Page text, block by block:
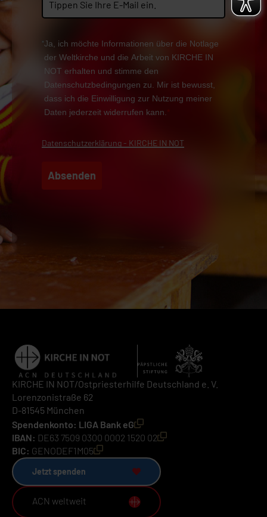
Ja, ich möchte Informationen über die Notlage
der Weltkirche und die Arbeit von KIRCHE IN
NOT erhalten und stimme den
Datenschutzbedingungen zu. Mir ist bewusst,
dass ich die Einwilligung zur Nutzung meiner
Daten jederzeit widerrufen kann. *
Datenschutzerklärung - KIRCHE IN NOT
Absenden
KIRCHE IN NOT/Ostpriesterhilfe Deutschland e. V.
Lorenzonistraße 62
D-81545 München
Spendenkonto: LIGA Bank eG
IBAN: DE63 7509 0300 0002 1520 02
BIC: GENODEF1M05
Jetzt spenden
ACN weltweit